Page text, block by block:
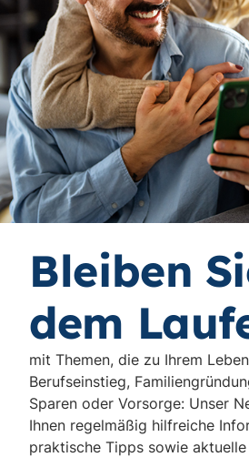
Bleiben
dem
mit Themen, die zu Ihrem
Berufseinstieg,
Sparen oder Vorsorge: Unser
Ihnen regelmäßig hilfreiche
praktische Tipps sowie